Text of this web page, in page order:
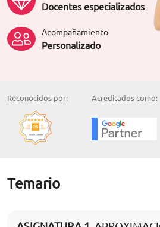
Docentes especializados
Acompañamiento
Personalizado
Reconocidos por: Acreditados como:
Temario